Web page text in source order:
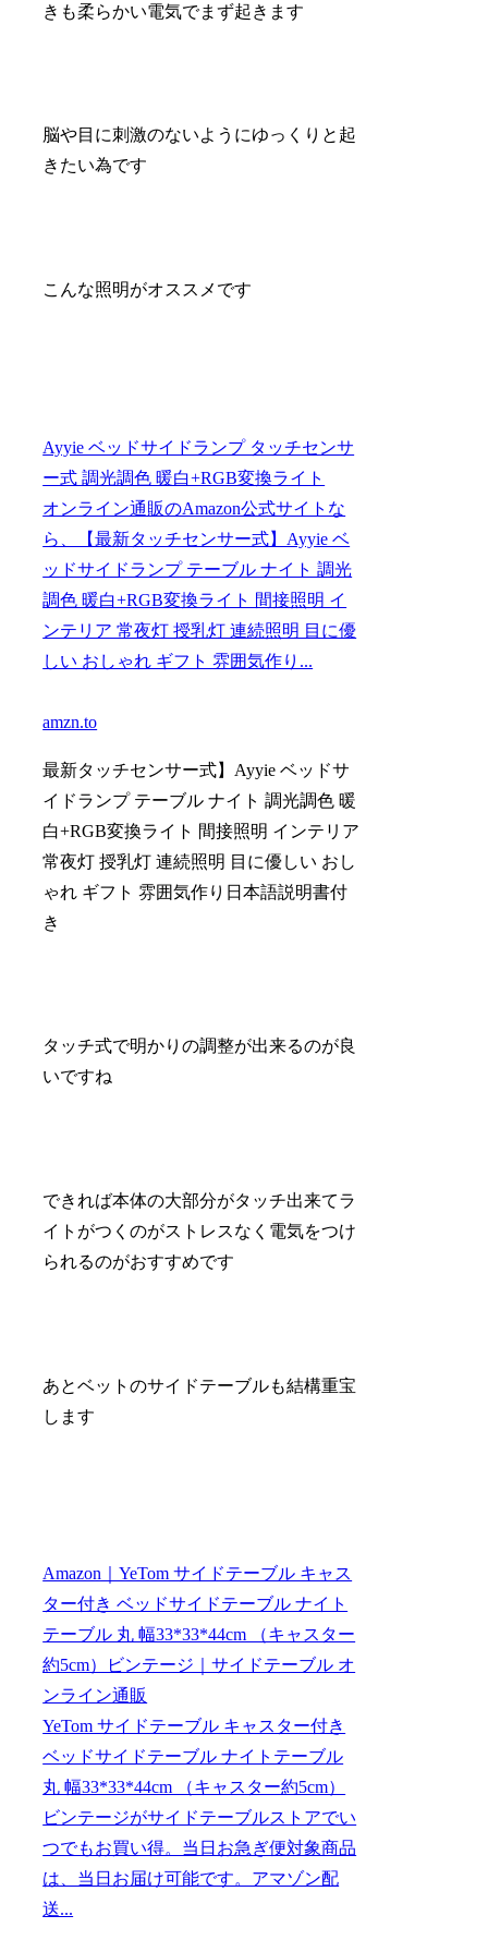
きも柔らかい電気でまず起きます
脳や目に刺激のないようにゆっくりと起
きたい為です
こんな照明がオススメです
Ayyie ベッドサイドランプ タッチセンサ
ー式 調光調色 暖白+RGB変換ライト
オンライン通販のAmazon公式サイトな
ら、【最新タッチセンサー式】Ayyie ベ
ッドサイドランプ テーブル ナイト 調光
調色 暖白+RGB変換ライト 間接照明 イ
ンテリア 常夜灯 授乳灯 連続照明 目に優
しい おしゃれ ギフト 雰囲気作り...
amzn.to
最新タッチセンサー式】Ayyie ベッドサ
イドランプ テーブル ナイト 調光調色 暖
白+RGB変換ライト 間接照明 インテリア
常夜灯 授乳灯 連続照明 目に優しい おし
ゃれ ギフト 雰囲気作り日本語説明書付
き
タッチ式で明かりの調整が出来るのが良
いですね
できれば本体の大部分がタッチ出来てラ
イトがつくのがストレスなく電気をつけ
られるのがおすすめです
あとベットのサイドテーブルも結構重宝
します
Amazon｜YeTom サイドテーブル キャス
ター付き ベッドサイドテーブル ナイト
テーブル 丸 幅33*33*44cm （キャスター
約5cm）ビンテージ｜サイドテーブル オ
ンライン通販
YeTom サイドテーブル キャスター付き
ベッドサイドテーブル ナイトテーブル
丸 幅33*33*44cm （キャスター約5cm）
ビンテージがサイドテーブルストアでい
つでもお買い得。当日お急ぎ便対象商品
は、当日お届け可能です。アマゾン配
送...